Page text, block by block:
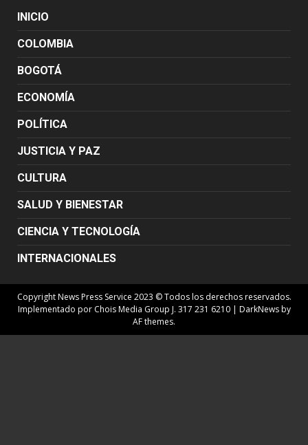
INICIO
COLOMBIA
BOGOTÁ
ECONOMÍA
POLÍTICA
JUSTICIA Y PAZ
CULTURA
SALUD Y BIENESTAR
CIENCIA Y TECNOLOGÍA
INTERNACIONALES
Copyright News Press Service 2023 © Todos los derechos reservados.
Implementado por Chois Media Group J. 317 231 6210 | DarkNewsby
AF themes.